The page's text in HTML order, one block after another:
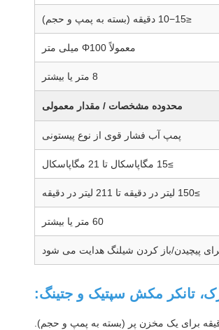
≤10−15 دقیقه (بسته به پمپ و حجم)
معمولاً Φ100 میلی متر
8 متر یا بیشتر
محدوده مشخصات / مقدار معمولی
پمپ آب فشار قوی از نوع پیستونی
≥15 مگاپاسکال تا 21 مگاپاسکال
≥150 لیتر در دقیقه تا 211 لیتر در دقیقه
60 متر یا بیشتر
پیچیدن/باز کردن شیلنگ هدایت می شود